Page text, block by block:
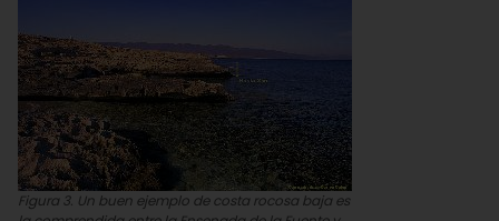
Figura 3. Un buen ejemplo de costa rocosa baja es